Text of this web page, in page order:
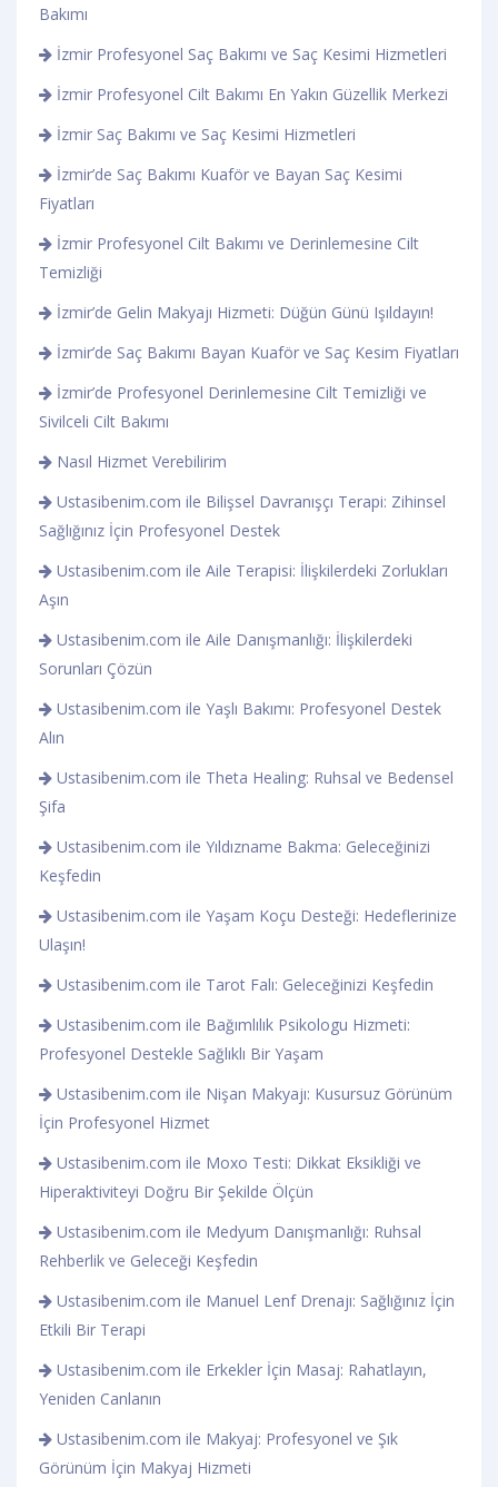
Bakımı
İzmir Profesyonel Saç Bakımı ve Saç Kesimi Hizmetleri
İzmir Profesyonel Cilt Bakımı En Yakın Güzellik Merkezi
İzmir Saç Bakımı ve Saç Kesimi Hizmetleri
İzmir’de Saç Bakımı Kuaför ve Bayan Saç Kesimi
Fiyatları
İzmir Profesyonel Cilt Bakımı ve Derinlemesine Cilt
Temizliği
İzmir’de Gelin Makyajı Hizmeti: Düğün Günü Işıldayın!
İzmir’de Saç Bakımı Bayan Kuaför ve Saç Kesim Fiyatları
İzmir’de Profesyonel Derinlemesine Cilt Temizliği ve
Sivilceli Cilt Bakımı
Nasıl Hizmet Verebilirim
Ustasibenim.com ile Bilişsel Davranışçı Terapi: Zihinsel
Sağlığınız İçin Profesyonel Destek
Ustasibenim.com ile Aile Terapisi: İlişkilerdeki Zorlukları
Aşın
Ustasibenim.com ile Aile Danışmanlığı: İlişkilerdeki
Sorunları Çözün
Ustasibenim.com ile Yaşlı Bakımı: Profesyonel Destek
Alın
Ustasibenim.com ile Theta Healing: Ruhsal ve Bedensel
Şifa
Ustasibenim.com ile Yıldızname Bakma: Geleceğinizi
Keşfedin
Ustasibenim.com ile Yaşam Koçu Desteği: Hedeflerinize
Ulaşın!
Ustasibenim.com ile Tarot Falı: Geleceğinizi Keşfedin
Ustasibenim.com ile Bağımlılık Psikologu Hizmeti:
Profesyonel Destekle Sağlıklı Bir Yaşam
Ustasibenim.com ile Nişan Makyajı: Kusursuz Görünüm
İçin Profesyonel Hizmet
Ustasibenim.com ile Moxo Testi: Dikkat Eksikliği ve
Hiperaktiviteyi Doğru Bir Şekilde Ölçün
Ustasibenim.com ile Medyum Danışmanlığı: Ruhsal
Rehberlik ve Geleceği Keşfedin
Ustasibenim.com ile Manuel Lenf Drenajı: Sağlığınız İçin
Etkili Bir Terapi
Ustasibenim.com ile Erkekler İçin Masaj: Rahatlayın,
Yeniden Canlanın
Ustasibenim.com ile Makyaj: Profesyonel ve Şık
Görünüm İçin Makyaj Hizmeti